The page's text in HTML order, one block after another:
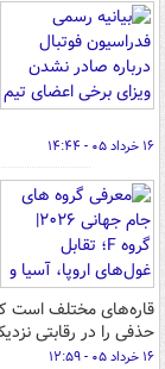
۱۶ خرداد ۰۵ - ۱۴:۴۴
قاره‌های مختلف است
حذفی را در رقابتی
۱۶ خرداد ۰۵ - ۱۲:۵۹